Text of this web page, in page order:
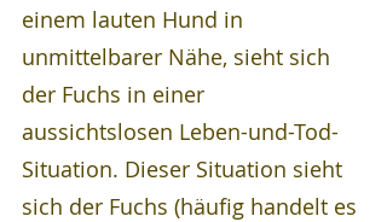
einem lauten Hund in
unmittelbarer Nähe, sieht sich
der Fuchs in einer
aussichtslosen Leben-und-Tod-
Situation. Dieser Situation sieht
sich der Fuchs (häufig handelt es